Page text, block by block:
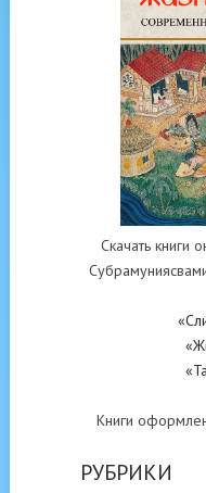
Скачать книги
Книги
РУБРИКИ